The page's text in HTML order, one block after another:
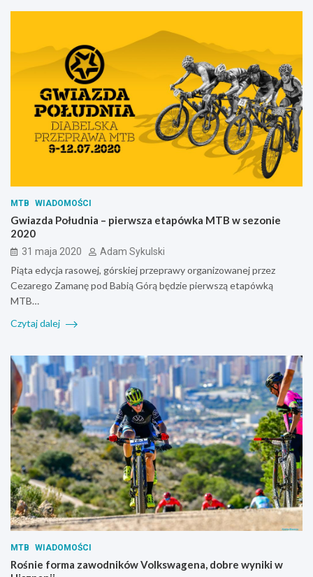
MTB WIADOMOŚCI
Gwiazda Południa – pierwsza etapówka MTB w sezonie
2020
31 maja 2020 Adam Sykulski
Piąta edycja rasowej, górskiej przeprawy organizowanej przez
Cezarego Zamanę pod Babią Górą będzie pierwszą etapówką
MTB…
Czytaj dalej
MTB WIADOMOŚCI
Rośnie forma zawodników Volkswagena, dobre wyniki w